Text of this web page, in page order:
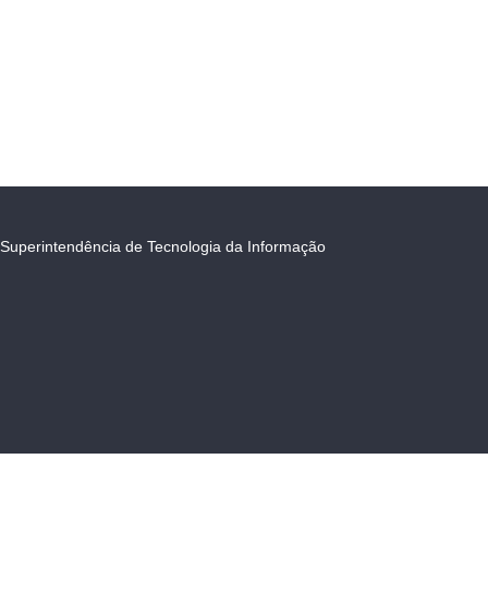
Superintendência de Tecnologia da Informação